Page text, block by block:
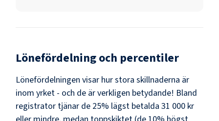
Lönefördelning och percentiler
Lönefördelningen visar hur stora skillnaderna är
inom yrket - och de är verkligen betydande! Bland
registrator tjänar de 25% lägst betalda 31 000 kr